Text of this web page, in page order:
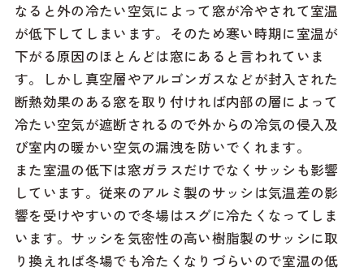
なると外の冷たい空気によって窓が冷やされて室温
が低下してしまいます。そのため寒い時期に室温が
下がる原因のほとんどは窓にあると言われていま
す。しかし真空層やアルゴンガスなどが封入された
断熱効果のある窓を取り付ければ内部の層によって
冷たい空気が遮断されるので外からの冷気の侵入及
び室内の暖かい空気の漏洩を防いでくれます。
また室温の低下は窓ガラスだけでなくサッシも影響
しています。従来のアルミ製のサッシは気温差の影
響を受けやすいので冬場はスグに冷たくなってしま
います。サッシを気密性の高い樹脂製のサッシに取
り換えれば冬場でも冷たくなりづらいので室温の低